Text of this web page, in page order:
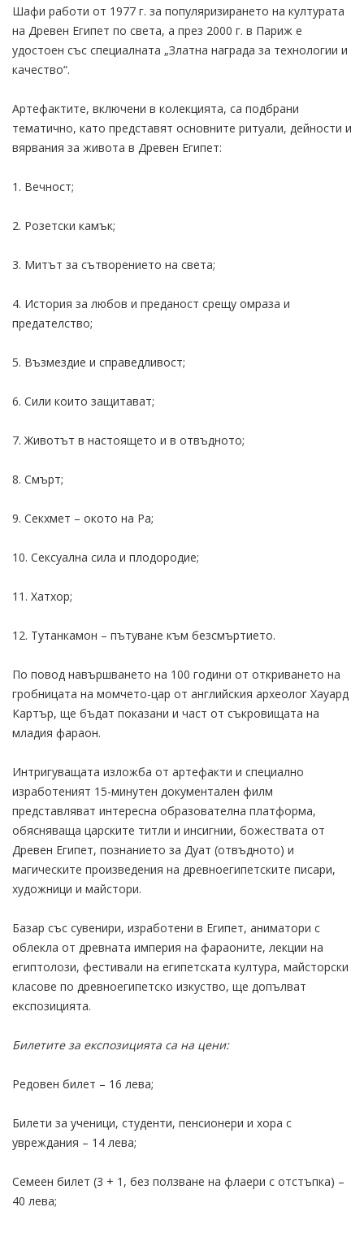
Шафи работи от 1977 г. за популяризирането на културата
на Древен Египет по света, а през 2000 г. в Париж е
удостоен със специалната „Златна награда за технологии и
качество“.
Артефактите, включени в колекцията, са подбрани
тематично, като представят основните ритуали, дейности и
вярвания за живота в Древен Египет:
1. Вечност;
2. Розетски камък;
3. Митът за сътворението на света;
4. История за любов и преданост срещу омраза и
предателство;
5. Възмездие и справедливост;
6. Сили които защитават;
7. Животът в настоящето и в отвъдното;
8. Смърт;
9. Секхмет – окото на Ра;
10. Сексуална сила и плодородие;
11. Хатхор;
12. Тутанкамон – пътуване към безсмъртието.
По повод навършването на 100 години от откриването на
гробницата на момчето-цар от английския археолог Хауард
Картър, ще бъдат показани и част от съкровищата на
младия фараон.
Интригуващата изложба от артефакти и специално
изработеният 15-минутен документален филм
представляват интересна образователна платформа,
обясняваща царските титли и инсигнии, божествата от
Древен Египет, познанието за Дуат (отвъдното) и
магическите произведения на древноегипетските писари,
художници и майстори.
Базар със сувенири, изработени в Египет, аниматори с
облекла от древната империя на фараоните, лекции на
египтолози, фестивали на египетската култура, майсторски
класове по древноегипетско изкуство, ще допълват
експозицията.
Билетите за експозицията са на цени:
Редовен билет – 16 лева;
Билети за ученици, студенти, пенсионери и хора с
увреждания – 14 лева;
Семеен билет (3 + 1, без ползване на флаери с отстъпка) –
40 лева;